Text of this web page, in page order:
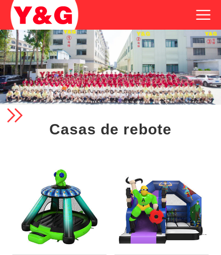
Casas de rebote